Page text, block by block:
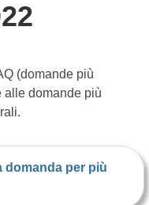
(domande più
alle domande più
domanda per più